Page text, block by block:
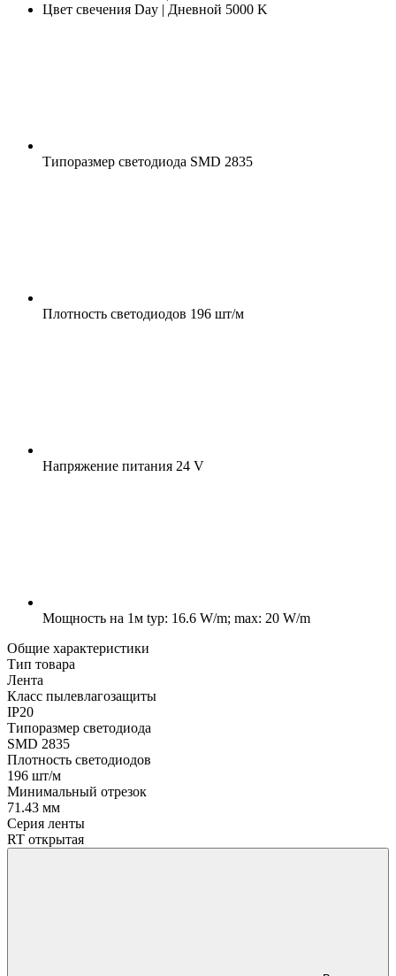
Цвет свечения Day | Дневной 5000 K
Типоразмер светодиода SMD 2835
Плотность светодиодов 196 шт/м
Напряжение питания 24 V
Мощность на 1м typ: 16.6 W/m; max: 20 W/m
Общие характеристики
Тип товара
Лента
Класс пылевлагозащиты
IP20
Типоразмер светодиода
SMD 2835
Плотность светодиодов
196 шт/м
Минимальный отрезок
71.43 мм
Серия ленты
RT открытая